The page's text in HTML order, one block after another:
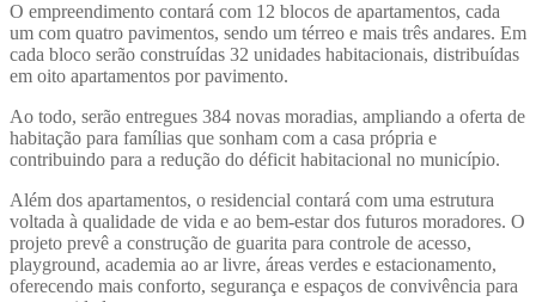
O empreendimento contará com 12 blocos de apartamentos, cada
um com quatro pavimentos, sendo um térreo e mais três andares. Em
cada bloco serão construídas 32 unidades habitacionais, distribuídas
em oito apartamentos por pavimento.
Ao todo, serão entregues 384 novas moradias, ampliando a oferta de
habitação para famílias que sonham com a casa própria e
contribuindo para a redução do déficit habitacional no município.
Além dos apartamentos, o residencial contará com uma estrutura
voltada à qualidade de vida e ao bem-estar dos futuros moradores. O
projeto prevê a construção de guarita para controle de acesso,
playground, academia ao ar livre, áreas verdes e estacionamento,
oferecendo mais conforto, segurança e espaços de convivência para